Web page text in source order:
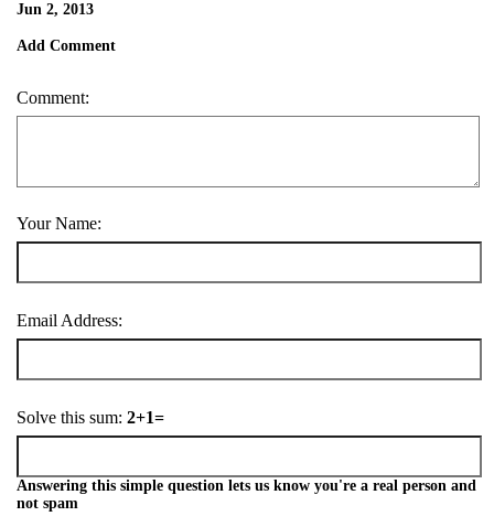
Jun 2, 2013
Add Comment
Comment:
Your Name:
Email Address:
Solve this sum: 2+1=
Answering this simple question lets us know you're a real person and
not spam